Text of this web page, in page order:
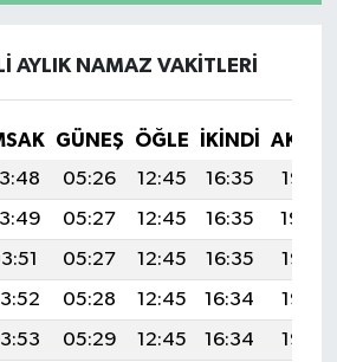
AYLIK NAMAZ VAKITLERI
GÜNEŞ ÖĞLE İKINDI
05:26 12:45 16:35
19:55
05:27 12:45 16:35
19:54
05:27 12:45 16:35
19:53
05:28 12:45 16:34
19:53
05:29 12:45 16:34
19:52